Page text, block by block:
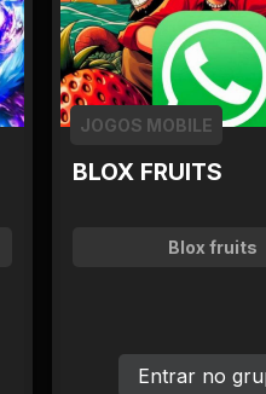
BLOX FRUITS
JOGOS MOBILE
Blox fruits
Entrar no